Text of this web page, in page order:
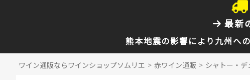
最新
熊本地震の影響により九州へ
ワイン通販ならワインショップソムリエ > 赤ワイン通販 > シャトー・